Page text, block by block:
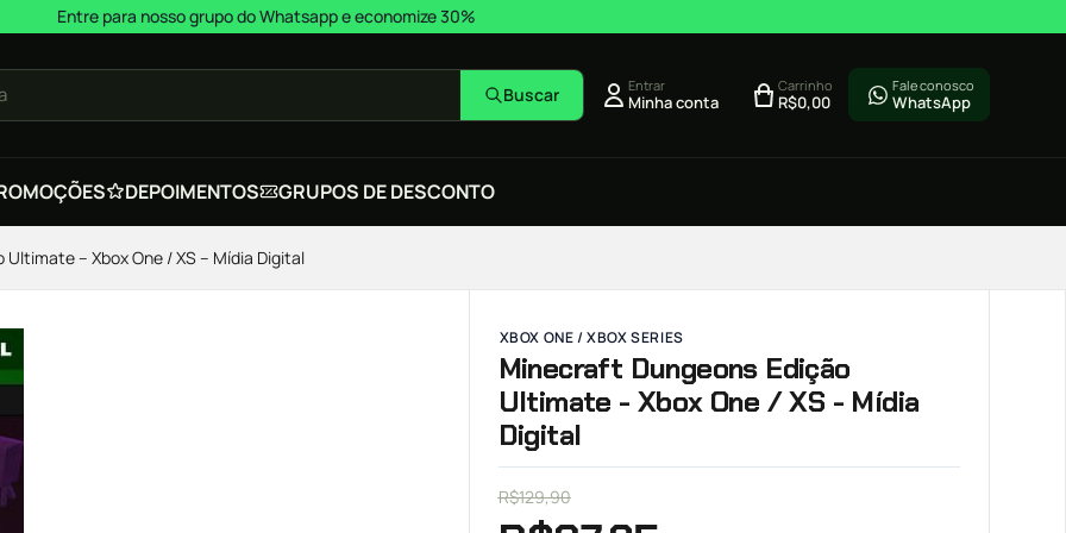
Entre para nosso grupo do Whatsapp e economize 30%
Buscar Entrar
Minha conta
Carrinho
R$0,00
Fale conosco
WhatsApp
DEPOIMENTOS GRUPOS DE DESCONTO
– Xbox One / XS – Mídia Digital
XBOX ONE / XBOX SERIES
Minecraft Dungeons Edição
Ultimate - Xbox One / XS - Mídia
Digital
R$129,90